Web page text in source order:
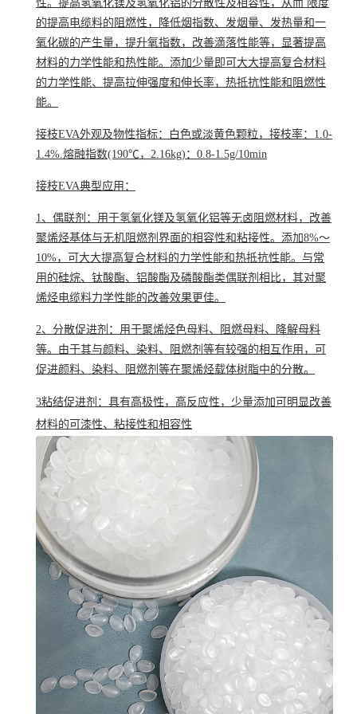
性。提高氢氧化镁及氢氧化铝的分散性及相容性，从而 限度
的提高电缆料的阻燃性，降低烟指数、发烟量、发热量和一
氧化碳的产生量，提升氧指数，改善滴落性能等，显著提高
材料的力学性能和热性能。添加少量即可大大提高复合材料
的力学性能、提高拉伸强度和伸长率，热抵抗性能和阻燃性
能。
接枝EVA外观及物性指标：白色或淡黄色颗粒，接枝率：1.0-
1.4%.熔融指数(190℃，2.16kg)：0.8-1.5g/10min
接枝EVA典型应用：
1、偶联剂：用于氢氧化镁及氢氧化铝等无卤阻燃材料，改善
聚烯烃基体与无机阻燃剂 界面的相容性和粘接性。添加8%～
10%，可大大提高复合材料的力学性能和热抵抗性能。与常
用的硅烷、钛酸酯、铝酸酯及磷酸酯类偶联剂相比，其对聚
烯烃电缆料力学性能的改善效果更佳。
2、分散促进剂：用于聚烯烃色母料、阻燃母料、降解母料
等。由于其与颜料、染料、阻燃剂等有较强的相互作用，可
促进颜料、染料、阻燃剂等在聚烯烃载体树脂中的分散。
3粘结促进剂：具有高极性，高反应性，少量添加可明显改善
材料的可漆性、粘接性和相容性